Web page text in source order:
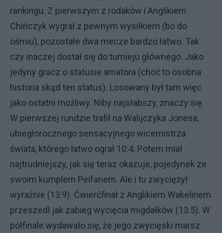
rankingu. Z pierwszym z rodaków i Anglikiem
Chińczyk wygrał z pewnym wysiłkiem (bo do
ośmiu), pozostałe dwa mecze bardzo łatwo. Tak
czy inaczej dostał się do turnieju głównego. Jako
jedyny gracz o statusie amatora (choć to osobna
historia skąd ten status). Losowany był tam więc
jako ostatni możliwy. Niby najsłabszy, znaczy się.
W pierwszej rundzie trafił na Walijczyka Jonesa,
ubiegłorocznego sensacyjnego wicemistrza
świata, którego łatwo ograł 10:4. Potem miał
najtrudniejszy, jak się teraz okazuje, pojedynek ze
swoim kumplem Peifanem. Ale i tu zwyciężył
wyraźnie (13:9). Ćwierćfinał z Anglikiem Wakelinem
przeszedł jak zabieg wycięcia migdałków (13:5). W
półfinale wydawało się, że jego zwycięski marsz